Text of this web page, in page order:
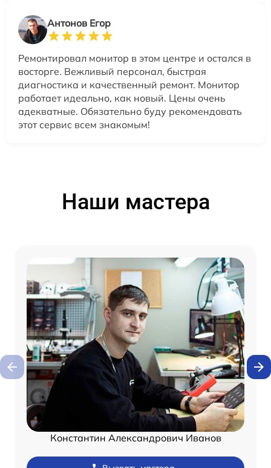
Антонов Егор
Ремонтировал монитор в этом центре и остался в
восторге. Вежливый персонал, быстрая
диагностика и качественный ремонт. Монитор
работает идеально, как новый. Цены очень
адекватные. Обязательно буду рекомендовать
этот сервис всем знакомым!
Наши мастера
Константин Александрович Иванов